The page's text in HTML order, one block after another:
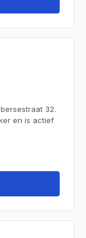
32.
en is actief